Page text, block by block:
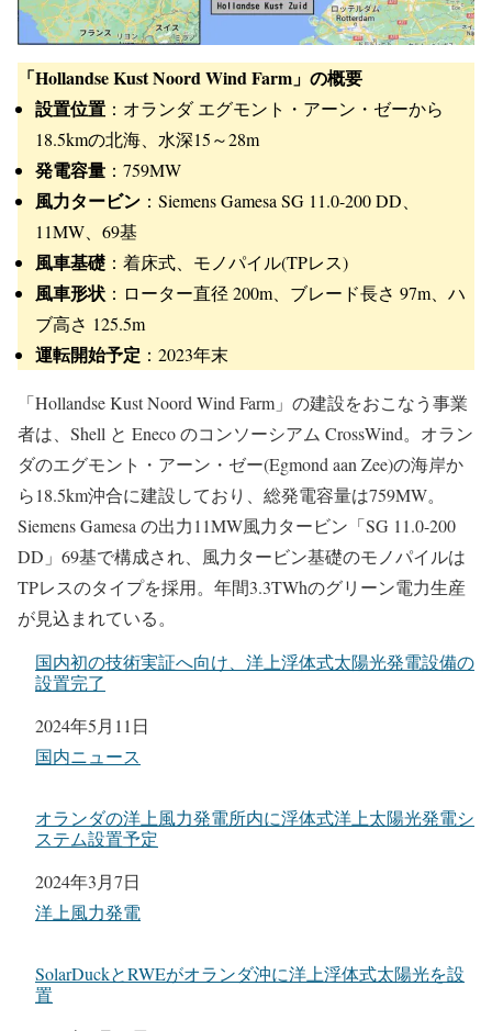
「Hollandse Kust Noord Wind Farm」の概要
設置位置 ：オランダ エグモント・アーン・ゼーから
18.5kmの北海、水深15～28m
発電容量 ：759MW
風力タービン ：Siemens Gamesa SG 11.0-200 DD、
11MW、69基
風車基礎 ：着床式、モノパイル(TPレス)
風車形状 ：ローター直径 200m、ブレード長さ 97m、ハ
ブ高さ 125.5m
運転開始予定 ：2023年末
「Hollandse Kust Noord Wind Farm」の建設をおこなう事業
者は、Shell と Eneco のコンソーシアム CrossWind。オラン
ダのエグモント・アーン・ゼー(Egmond aan Zee)の海岸か
ら18.5km沖合に建設しており、総発電容量は759MW。
Siemens Gamesa の出力11MW風力タービン「SG 11.0-200
DD」69基で構成され、風力タービン基礎のモノパイルは
TPレスのタイプを採用。年間3.3TWhのグリーン電力生産
が見込まれている。
国内初の技術実証へ向け、洋上浮体式太陽光発電設備の
設置完了
日付
2024年5月11日
関連理由
国内ニュース
オランダの洋上風力発電所内に浮体式洋上太陽光発電シ
ステム設置予定
日付
2024年3月7日
関連理由
洋上風力発電
SolarDuckとRWEがオランダ沖に洋上浮体式太陽光を設
置